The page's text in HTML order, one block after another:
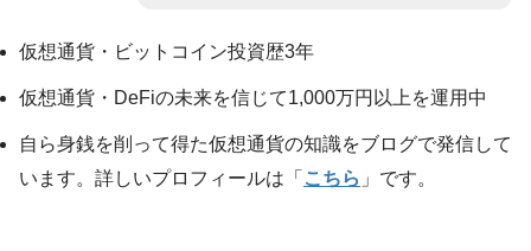
仮想通貨・ビットコイン投資歴3年
仮想通貨・DeFiの未来を信じて1,000万円以上を運用中
自ら身銭を削って得た仮想通貨の知識をブログで発信して
います。詳しいプロフィールは「 こちら 」です。